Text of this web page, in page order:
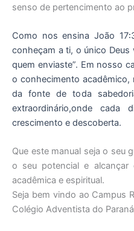
senso de pertencimento ao
Como nos ensina João
conheçam a ti, o único Deus
quem enviaste”. Em nosso
o conhecimento
da fonte de toda
extraordinário,onde cada
crescimento e descoberta.
Que este manual seja o seu
o seu potencial e
acadêmica e espiritual.
Seja bem vindo ao Campus
Colégio Adventista do